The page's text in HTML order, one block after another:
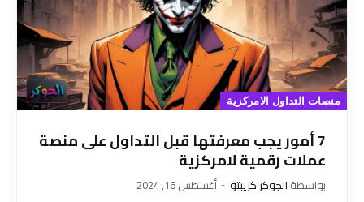
منصات التداول الامركزية
7 أمور يجب معرفتها قبل التداول على منصة
عملات رقمية لامركزية
بواسطة الجوكر كريبتو أغسطس 16, 2024